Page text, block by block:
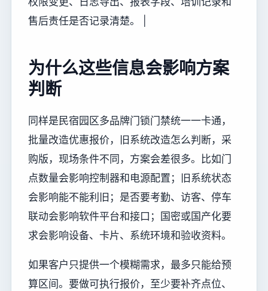
售后责任是否记录清楚。 |
为什么这些信息会影响方案
判断
同样是民宿园区多品牌门锁门禁统一一卡通，
批量改造优惠报价，旧系统改造怎么判断，采
购版，现场条件不同，方案会差很多。比如门
点数量会影响控制器和电源配置；旧系统状态
会影响能不能利旧；是否要考勤、访客、停车
联动会影响软件平台和接口；国密或国产化要
求会影响设备、卡片、系统环境和验收资料。
如果客户只提供一个模糊需求，最多只能给预
算区间。要做可执行报价，至少要补齐点位、